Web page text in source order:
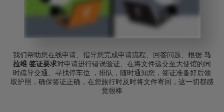
我们帮助您在线申请、指导您完成申请流程、回答问题、根据 马
拉维 签证要求对申请进行错误验证、在将文件递交至大使馆的同
时疏导交通、寻找停车位 ，排队，随时通知您，签证准备好后领
取护照，确保签证正确，在您旅行时及时将文件寄回，这一切都感
觉很棒